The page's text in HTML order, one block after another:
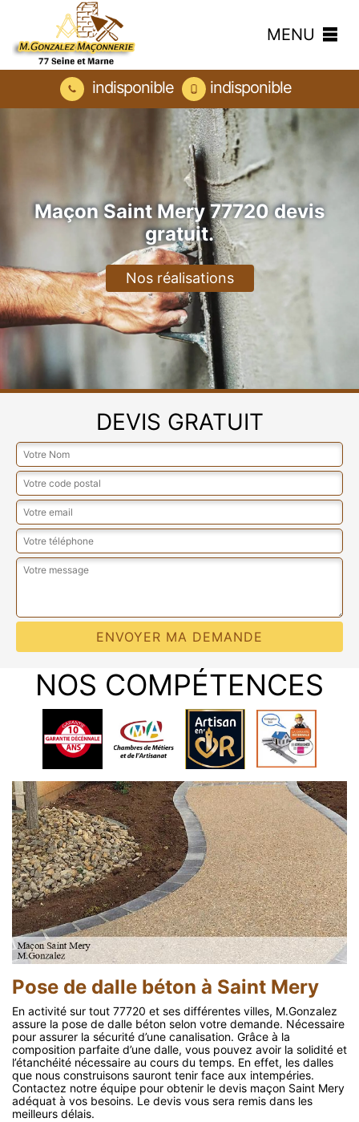
MENU
indisponible indisponible
Maçon Saint Mery 77720 devis
gratuit.
Nos réalisations
DEVIS GRATUIT
NOS COMPÉTENCES
Pose de dalle béton à Saint Mery
En activité sur tout 77720 et ses différentes villes, M.Gonzalez
assure la pose de dalle béton selon votre demande. Nécessaire
pour assurer la sécurité d’une canalisation. Grâce à la
composition parfaite d’une dalle, vous pouvez avoir la solidité et
l’étanchéité nécessaire au cours du temps. En effet, les dalles
que nous construisons sauront tenir face aux intempéries.
Contactez notre équipe pour obtenir le devis maçon Saint Mery
adéquat à vos besoins. Le devis vous sera remis dans les
meilleurs délais.